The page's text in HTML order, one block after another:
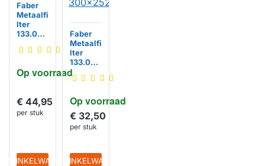
Op voorraad
Faber
Metaalfi
lter
133.001
300x25
€ 44,95
per stuk
WINKELWAGEN
Op voorraad
Faber
Metaalfi
lter
133.006
7.471 /
133006
300x25
2mm
€ 32,50
per stuk
IN WINKELWAGEN